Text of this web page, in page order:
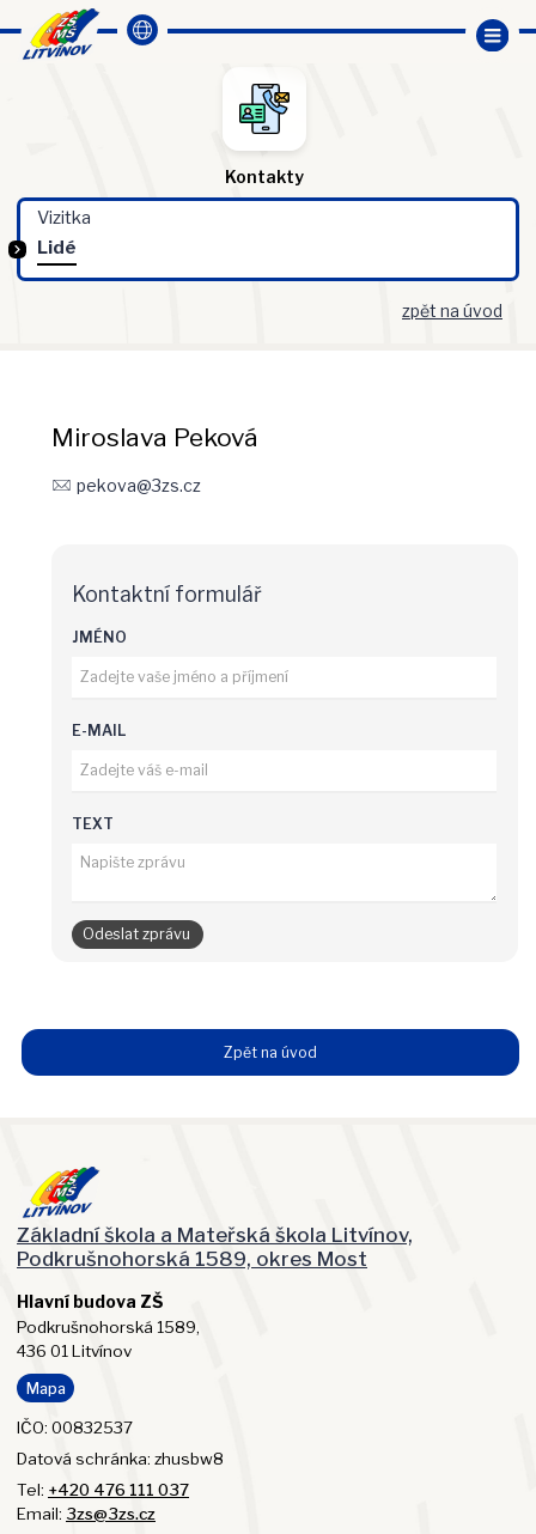
Kontakty
Vizitka
Lidé
zpět na úvod
Miroslava Peková
pekova@3zs.cz
Kontaktní formulář
JMÉNO
E-MAIL
TEXT
Zpět na úvod
Základní škola a Mateřská škola Litvínov,
Podkrušnohorská 1589, okres Most
Hlavní budova ZŠ
Podkrušnohorská 1589,
436 01 Litvínov
Mapa
IČO: 00832537
Datová schránka: zhusbw8
Tel: +420 476 111 037
Email: 3zs@3zs.cz